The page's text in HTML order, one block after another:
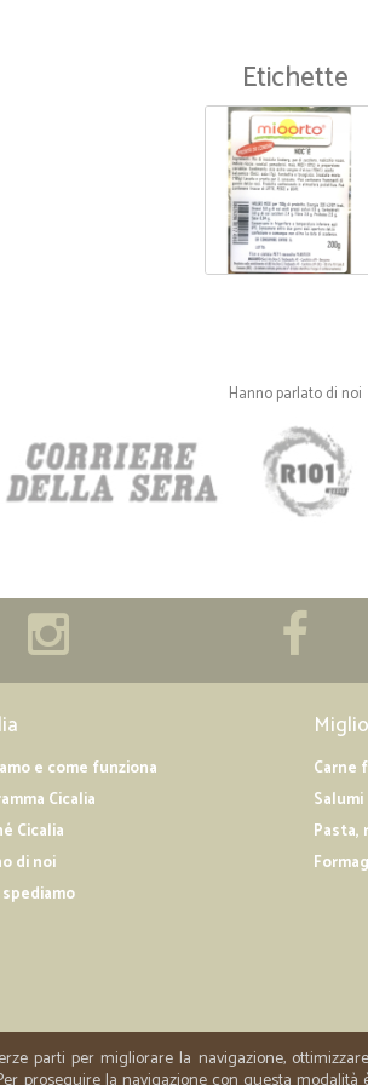
Etichette
Hanno parlato di noi
e come funziona
Cicalia
Cicalia
di noi
Carne
Pasta,
parti per migliorare la navigazione,